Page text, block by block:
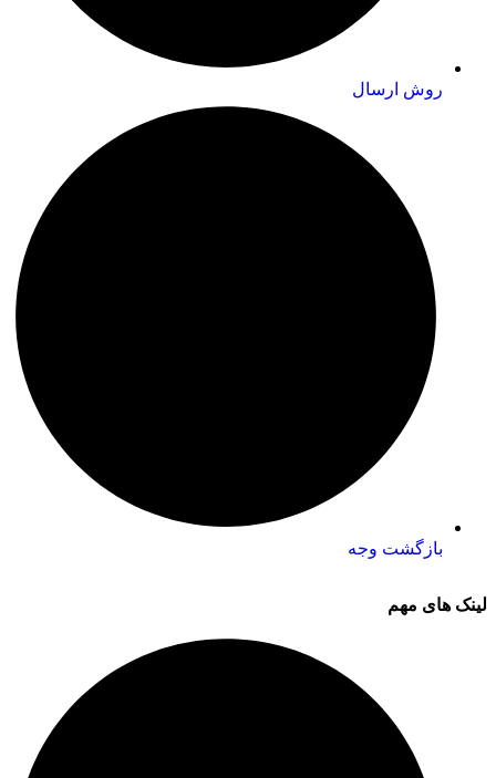
روش ارسال
بازگشت وجه
لینک های مهم